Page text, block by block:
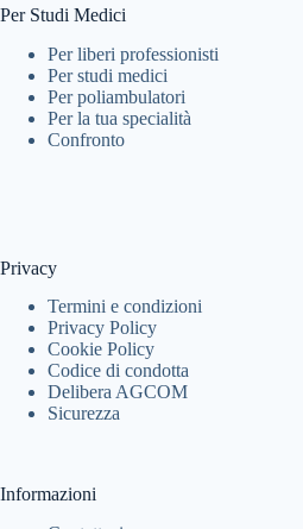
Per Studi Medici
Per liberi professionisti
Per studi medici
Per poliambulatori
Per la tua specialità
Confronto
Privacy
Termini e condizioni
Privacy Policy
Cookie Policy
Codice di condotta
Delibera AGCOM
Sicurezza
Informazioni